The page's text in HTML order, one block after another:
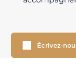
Écrivez-